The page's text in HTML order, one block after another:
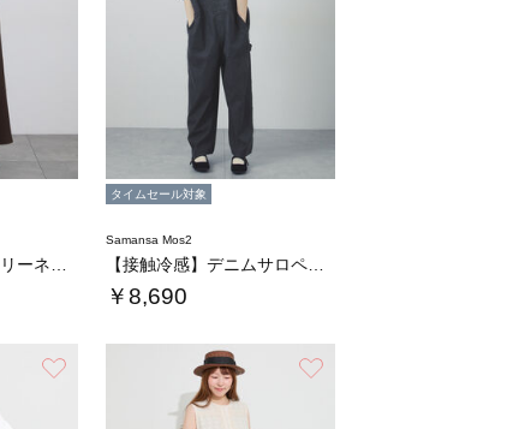
タイムセール対象
Samansa Mos2
￥8,690